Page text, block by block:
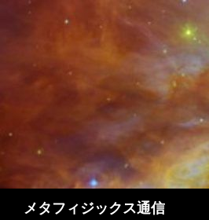
キ
メタフィジックス通信